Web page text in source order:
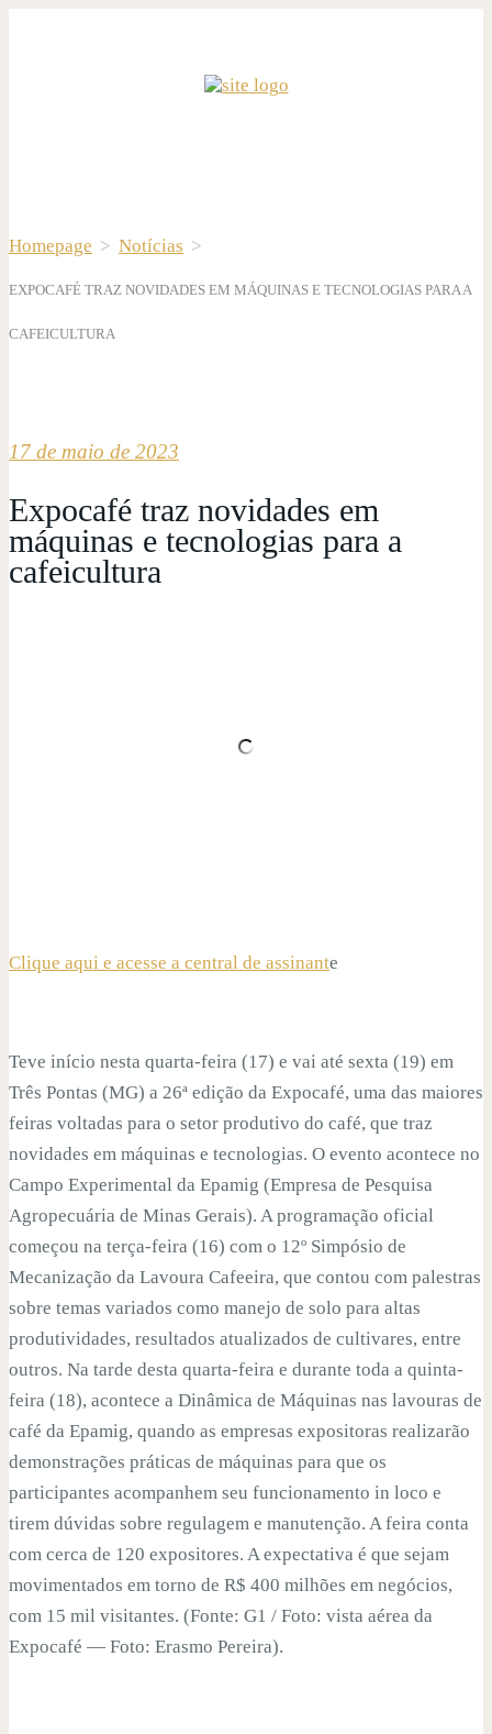
Homepage > Notícias >
EXPOCAFÉ TRAZ NOVIDADES EM MÁQUINAS E TECNOLOGIAS PARA A
CAFEICULTURA
17 de maio de 2023
Expocafé traz novidades em
máquinas e tecnologias para a
cafeicultura
Clique aqui e acesse a central de assinante
Teve início nesta quarta-feira (17) e vai até sexta (19) em
Três Pontas (MG) a 26ª edição da Expocafé, uma das maiores
feiras voltadas para o setor produtivo do café, que traz
novidades em máquinas e tecnologias. O evento acontece no
Campo Experimental da Epamig (Empresa de Pesquisa
Agropecuária de Minas Gerais). A programação oficial
começou na terça-feira (16) com o 12º Simpósio de
Mecanização da Lavoura Cafeeira, que contou com palestras
sobre temas variados como manejo de solo para altas
produtividades, resultados atualizados de cultivares, entre
outros. Na tarde desta quarta-feira e durante toda a quinta-
feira (18), acontece a Dinâmica de Máquinas nas lavouras de
café da Epamig, quando as empresas expositoras realizarão
demonstrações práticas de máquinas para que os
participantes acompanhem seu funcionamento in loco e
tirem dúvidas sobre regulagem e manutenção. A feira conta
com cerca de 120 expositores. A expectativa é que sejam
movimentados em torno de R$ 400 milhões em negócios,
com 15 mil visitantes. (Fonte: G1 / Foto: vista aérea da
Expocafé — Foto: Erasmo Pereira).